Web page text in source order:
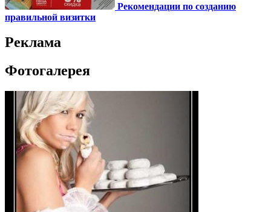
Рекомендации по созданию
правильной визитки
Реклама
Фотогалерея